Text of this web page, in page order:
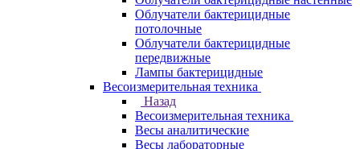
Облучатели бактерицидные
потолочные
Облучатели бактерицидные
передвижные
Лампы бактерицидные
Весоизмерительная техника
Назад
Весоизмерительная техника
Весы аналитические
Весы лабораторные